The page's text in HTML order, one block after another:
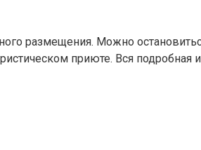
размещения. Можно
приюте. Вся